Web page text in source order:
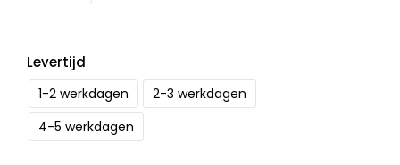
Levertijd
1-2 werkdagen
2-3 werkdagen
4-5 werkdagen